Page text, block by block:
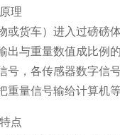
理
或货车）进入过磅磅
出与重量数值成比例
号，各传感器数字信
重量信号输给计算机
点